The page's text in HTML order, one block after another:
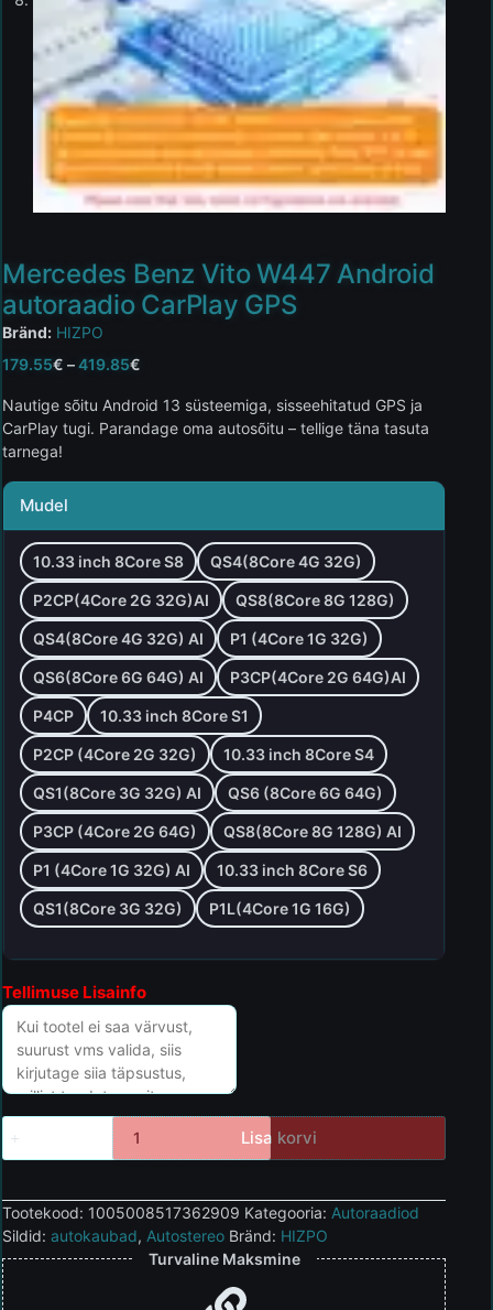
Mercedes Benz Vito W447 Android
autoraadio CarPlay GPS
Bränd: HIZPO
179.55€ –419.85€
Nautige sõitu Android 13 süsteemiga, sisseehitatud GPS ja
CarPlay tugi. Parandage oma autosõitu – tellige täna tasuta
tarnega!
Mudel
10.33 inch 8Core S8 QS4(8Core 4G 32G)
P2CP(4Core 2G 32G)AI QS8(8Core 8G 128G)
QS4(8Core 4G 32G) AI P1 (4Core 1G 32G)
QS6(8Core 6G 64G) AI P3CP(4Core 2G 64G)AI
P4CP 10.33 inch 8Core S1
P2CP (4Core 2G 32G) 10.33 inch 8Core S4
QS1(8Core 3G 32G) AI QS6 (8Core 6G 64G)
P3CP (4Core 2G 64G) QS8(8Core 8G 128G) AI
P1 (4Core 1G 32G) AI 10.33 inch 8Core S6
QS1(8Core 3G 32G) P1L(4Core 1G 16G)
Tellimuse Lisainfo
Lisa korvi
Tootekood: 1005008517362909 Kategooria: Autoraadiod
Sildid: autokaubad, Autostereo Bränd: HIZPO
Turvaline Maksmine